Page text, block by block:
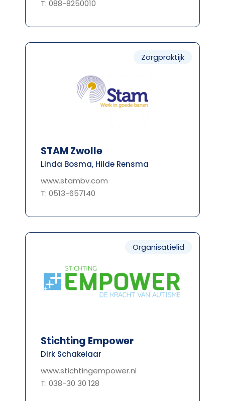
T: 088-8250010
Zorgpraktijk
STAM Zwolle
Linda Bosma, Hilde Rensma
www.stambv.com
T: 0513-657140
Organisatielid
Stichting Empower
Dirk Schakelaar
www.stichtingempower.nl
T: 038-30 30 128